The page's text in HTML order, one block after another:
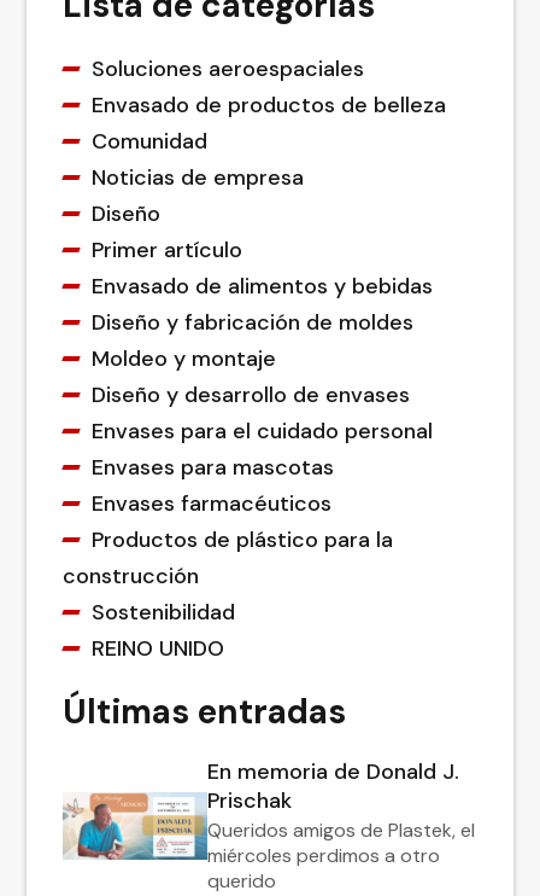
Soluciones aeroespaciales
Envasado de productos de belleza
Comunidad
Noticias de empresa
Diseño
Primer artículo
Envasado de alimentos y bebidas
Diseño y fabricación de moldes
Moldeo y montaje
Diseño y desarrollo de envases
Envases para el cuidado personal
Envases para mascotas
Envases farmacéuticos
Productos de plástico para la
construcción
Sostenibilidad
REINO UNIDO
Últimas entradas
En memoria de Donald J.
Prischak
Queridos amigos de Plastek, el
miércoles perdimos a otro
querido